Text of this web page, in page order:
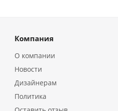
Компания
О компании
Новости
Дизайнерам
Политика